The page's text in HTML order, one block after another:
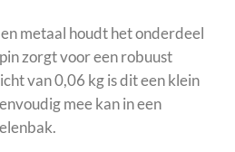
metaal houdt het onderdeel
zorgt voor een robuust
van 0,06 kg is dit een klein
mee kan in een